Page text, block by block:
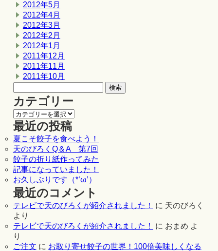
2012年5月
2012年4月
2012年3月
2012年2月
2012年1月
2011年12月
2011年11月
2011年10月
カテゴリー
最近の投稿
夏こそ餃子を食べよう！
天のびろくQ＆A 第7回
餃子の折り紙作ってみた
記事になっていました！
お久しぶりです（*’ω’）
最近のコメント
テレビで天のびろくが紹介されました！ に 天のびろく
より
テレビで天のびろくが紹介されました！
に おまめ よ
り
ご注文 に お取り寄せ餃子の世界！100倍美味しくなる